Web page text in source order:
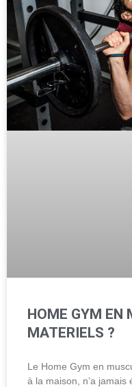
HOME GYM EN
MATERIELS ?
Le Home Gym en
à la maison, n’a jamais